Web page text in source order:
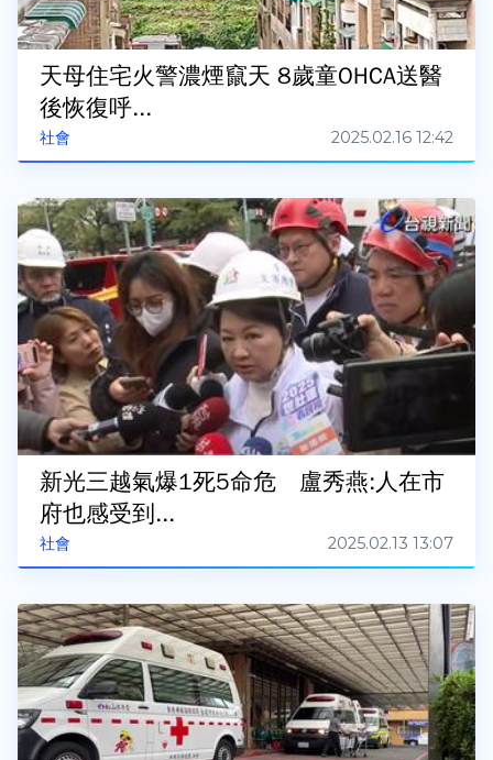
社會
天母住宅火警濃煙竄天 8歲童OHCA送醫
後恢復呼...
2025.02.16 12:42
社會
新光三越氣爆1死5命危 盧秀燕:人在市
府也感受到...
2025.02.13 13:07